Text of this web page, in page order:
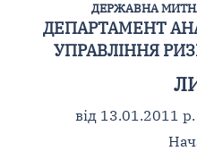
ДЕРЖАВНА
ДЕПАРТАМЕНТ
УПРАВЛІННЯ
від 13.01.2011